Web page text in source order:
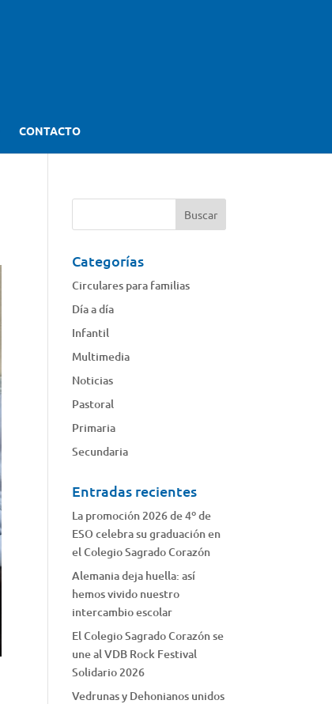
CONTACTO
Categorías
Circulares para familias
Día a día
Infantil
Multimedia
Noticias
Pastoral
Primaria
Secundaria
Entradas recientes
La promoción 2026 de 4º de
ESO celebra su graduación en
el Colegio Sagrado Corazón
Alemania deja huella: así
hemos vivido nuestro
intercambio escolar
El Colegio Sagrado Corazón se
une al VDB Rock Festival
Solidario 2026
Vedrunas y Dehonianos unidos